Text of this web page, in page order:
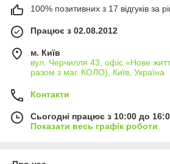
100% позитивних з 17 відгуків за
Працює з 02.08.2012
м. Київ
вул. Черчилля 43, офіс «Нове
разом з маг. КОЛО), Київ, Україна
Контакти
Сьогодні працює з 10:00 до
Показати весь графік роботи